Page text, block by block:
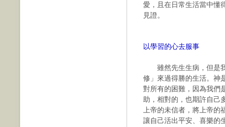
愛，且在日常生活當中懂
見證。
以學習的心去服事
雖然先生生病，但是我
修」來過得勝的生活。神
對所有的困難，因為我們
助，相對的，也期許自己
上帝的未信者，將上帝
讓自己活出平安、喜樂的